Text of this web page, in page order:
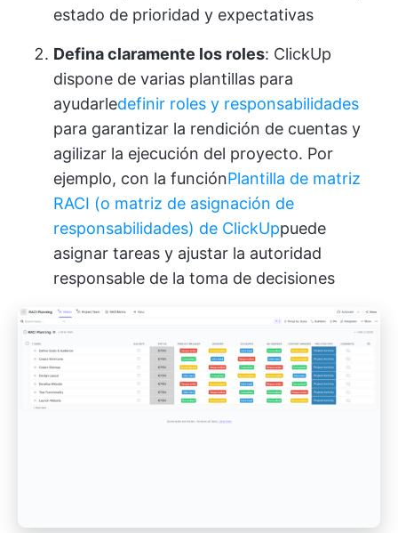
estado de prioridad y expectativas
Defina claramente los roles: ClickUp
dispone de varias plantillas para
ayudarledefinir roles y responsabilidades
para garantizar la rendición de cuentas y
agilizar la ejecución del proyecto. Por
ejemplo, con la funciónPlantilla de matriz
RACI (o matriz de asignación de
responsabilidades) de ClickUppuede
asignar tareas y ajustar la autoridad
responsable de la toma de decisiones